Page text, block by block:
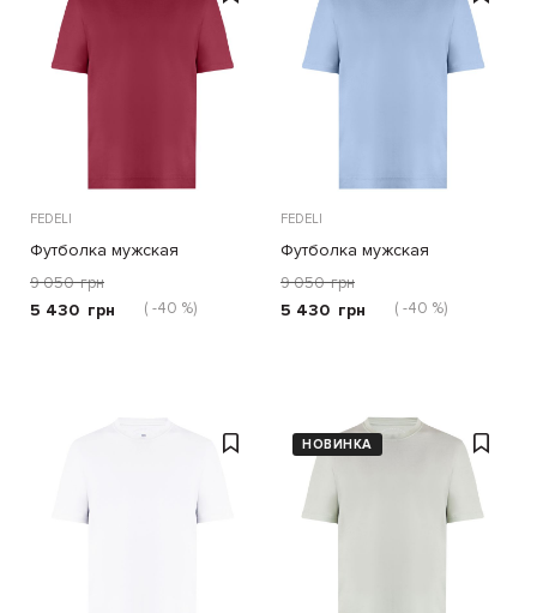
FEDELI
Футболка мужская
9 050 грн
5 430 грн ( -40 %)
FEDELI
Футболка мужская
9 050 грн
5 430 грн ( -40 %)
НОВИНКА